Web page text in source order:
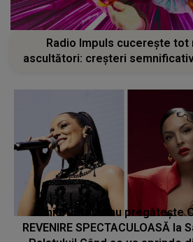
Radio Impuls cucerește tot
ascultători: creșteri
Tania Turtureanu pregătește
REVENIRE SPECTACULOASĂ la